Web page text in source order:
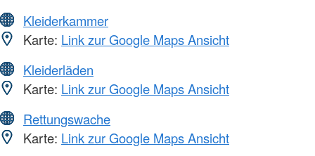
Kleiderkammer
Karte: Link zur Google Maps Ansicht
Kleiderläden
Karte: Link zur Google Maps Ansicht
Rettungswache
Karte: Link zur Google Maps Ansicht